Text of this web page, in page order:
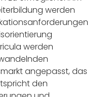
werden
werden
angepasst, das
den